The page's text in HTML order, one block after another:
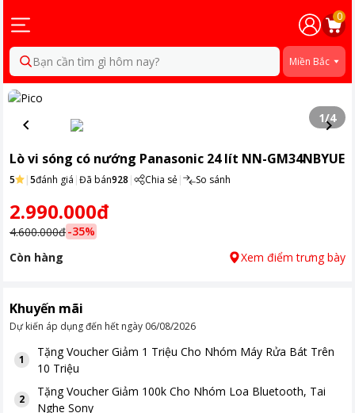
0
Bạn cần tìm gì hôm nay? Miền Bắc
1/4
Lò vi sóng có nướng Panasonic 24 lít NN-GM34NBYUE
5 |5đánh giá |Đã bán928 | Chia sẻ| So sánh
2.990.000đ
4.600.000đ-35%
Còn hàng
Xem điểm trưng bày
Khuyến mãi
Dự kiến áp dụng đến hết ngày 06/08/2026
1
TặngVoucher Giảm 1 Triệu Cho Nhóm Máy Rửa Bát Trên
10 Triệu
2
TặngVoucher Giảm 100k Cho Nhóm Loa Bluetooth, Tai
Nghe Sony